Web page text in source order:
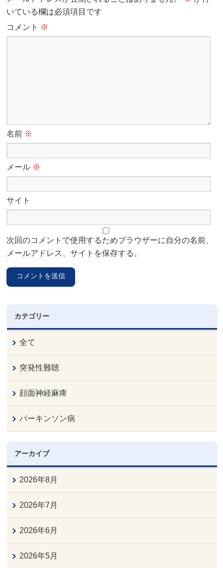
いている欄は必須項目です
コメント ※
名前 ※
メール ※
サイト
次回のコメントで使用するためブラウザーに自分の名前、
メールアドレス、サイトを保存する。
カテゴリー
全て
突発性難聴
顔面神経麻痺
パーキンソン病
アーカイブ
2026年8月
2026年7月
2026年6月
2026年5月